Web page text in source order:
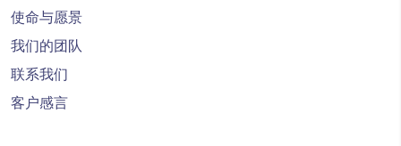
使命与愿景
我们的团队
联系我们
客户感言